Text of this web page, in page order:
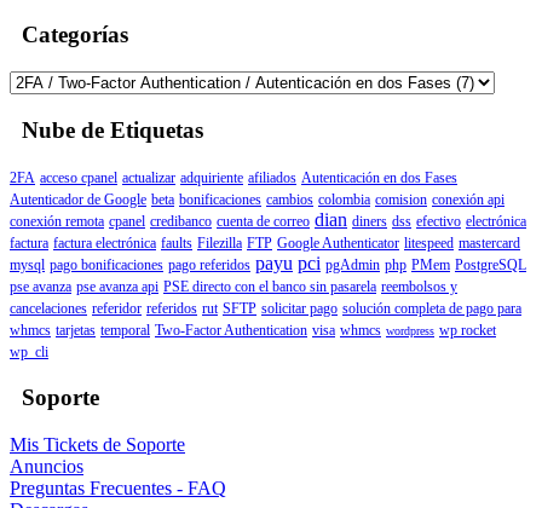
Categorías
Nube de Etiquetas
2FA acceso cpanel actualizar adquiriente afiliados Autenticación en dos Fases
Autenticador de Google beta bonificaciones cambios colombia comision conexión api
conexión remota cpanel credibanco cuenta de correo dian diners dss efectivo electrónica
factura factura electrónica faults Filezilla FTP Google Authenticator litespeed mastercard
mysql pago bonificaciones pago referidos payu pci pgAdmin php PMem PostgreSQL
pse avanza pse avanza api PSE directo con el banco sin pasarela reembolsos y
cancelaciones referidor referidos rut SFTP solicitar pago solución completa de pago para
whmcs tarjetas temporal Two-Factor Authentication visa whmcs wordpress wp rocket
wp_cli
Soporte
Mis Tickets de Soporte
Anuncios
Preguntas Frecuentes - FAQ